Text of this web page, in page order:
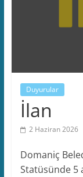
Duyurular
İlan
2 Haziran 2026
Domaniç
Statüsünde 5